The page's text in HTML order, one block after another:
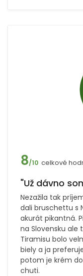
8/10 celkové
"Už dávno
Nezažila tak
dali bruschettu s
akurát pikantná.
na Slovensku ale
Tiramisu bolo
biely a ja
potom je krém
chuti.